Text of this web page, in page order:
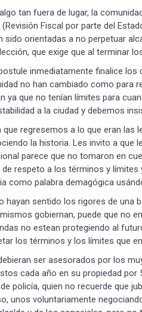
tan fuera de lugar, la
Fiscal por parte del
sido orientadas a no perpetuar
que exige que al terminar
inmediatamente finalice
no han cambiado como para
ya que no tenían límites para
a la ciudad y debemos
regresemos a lo que eran las
la historia. Les invito a que
parece que no tomaron en
respeto a los términos y
como palabra demagógica
hayan sentido los rigores de
gobiernan, puede que no
no estean protegiendo al
los términos y los límites que
ser asesorados por los
cada año en su propiedad
policía, quien no recuerde que
unos voluntariamente